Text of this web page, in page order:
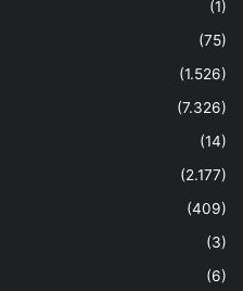
(1)
(75)
(1.526)
(7.326)
(14)
(2.177)
(409)
(3)
(6)